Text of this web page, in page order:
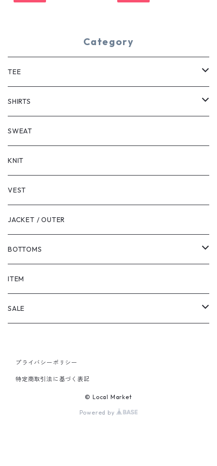
Category
TEE
SHORT SLEEVE
LONG SLEEVE
SHIRTS
SHORT SLEEVE
LONG SLEEVE
SWEAT
KNIT
VEST
JACKET / OUTER
BOTTOMS
SHORTS
PANTS
ITEM
SALE
PANTS
プライバシーポリシー
特定商取引法に基づく表記
© Local Market
Powered by